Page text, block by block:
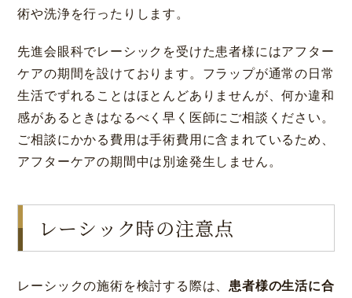
術や洗浄を行ったりします。
先進会眼科でレーシックを受けた患者様にはアフター
ケアの期間を設けております。フラップが通常の日常
生活でずれることはほとんどありませんが、何か違和
感があるときはなるべく早く医師にご相談ください。
ご相談にかかる費用は手術費用に含まれているため、
アフターケアの期間中は別途発生しません。
レーシック時の注意点
レーシックの施術を検討する際は、 患者様の生活に合
大阪 梅田(本院) 東京 新宿